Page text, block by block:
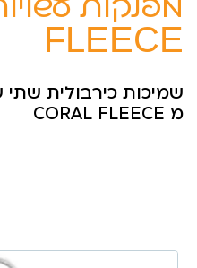
FLEECE
שמיכות כירבולית
מ CORAL FLEECE